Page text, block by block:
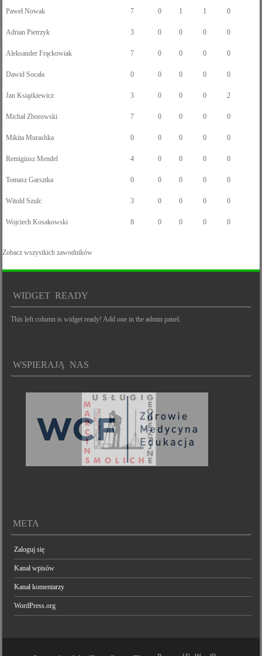
Paweł Nowak 7 0 1 1 0
Adrian Pietrzyk 3 0 0 0 0
Aleksander Frąckowiak 7 0 0 0 0
Dawid Socała 0 0 0 0 0
Jan Książkiewicz 3 0 0 0 2
Michał Zborowski 7 0 0 0 0
Mikita Murashka 0 0 0 0 0
Remigiusz Mendel 4 0 0 0 0
Tomasz Garsztka 0 0 0 0 0
Witold Szulc 3 0 0 0 0
Wojciech Kosakowski 8 0 0 0 0
Zobacz wszystkich zawodników
WIDGET READY
This left column is widget ready! Add one in the admin panel.
WSPIERAJĄ NAS
META
Zaloguj się
Kanał wpisów
Kanał komentarzy
WordPress.org